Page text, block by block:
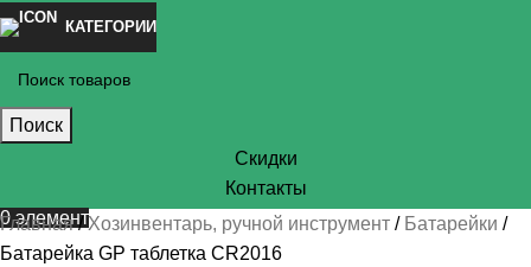
КАТЕГОРИИ
Поиск
Скидки
Контакты
0элемент
Главная Хозинвентарь, ручной инструмент
Батарейки
Батарейка GP таблетка CR2016